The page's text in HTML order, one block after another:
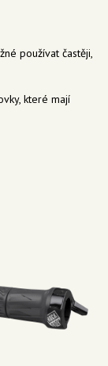
používat častěji,
které mají